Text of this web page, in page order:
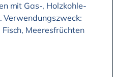
mit Gas-, Holzkohle-
Verwendungszweck:
Meeresfrüchten